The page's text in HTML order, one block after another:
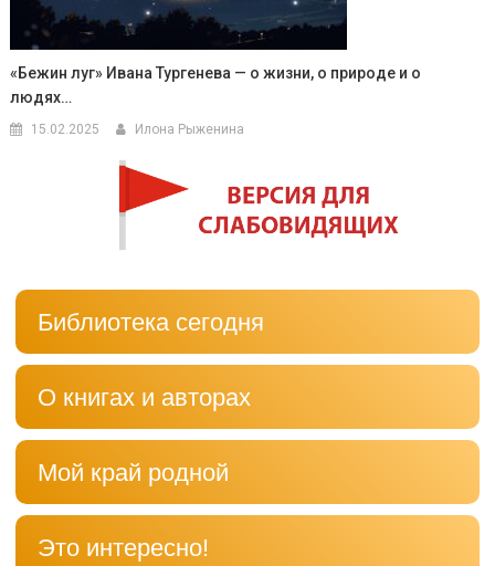
«Бежин луг» Ивана Тургенева — о жизни, о природе и о
людях…
15.02.2025 Илона Рыженина
Библиотека сегодня
О книгах и авторах
Мой край родной
Это интересно!